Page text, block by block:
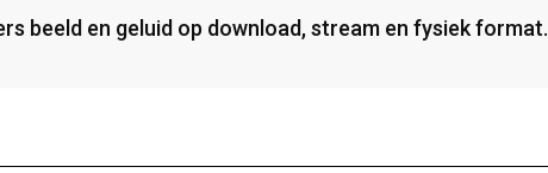
beeld en geluid op download, stream en fysiek format.